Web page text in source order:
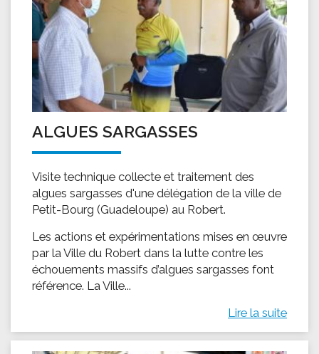
ALGUES SARGASSES
Visite technique collecte et traitement des
algues sargasses d'une délégation de la ville de
Petit-Bourg (Guadeloupe) au Robert.
Les actions et expérimentations mises en œuvre
par la Ville du Robert dans la lutte contre les
échouements massifs d’algues sargasses font
référence. La Ville...
Lire la suite